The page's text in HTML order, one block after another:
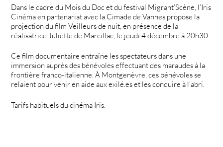
Dans le cadre du Mois du Doc et du festival Migrant’Scène, l’Iris
Cinéma en partenariat avec la Cimade de Vannes propose la
projection du film Veilleurs de nuit, en présence de la
réalisatrice Juliette de Marcillac, le jeudi 4 décembre à 20h30.
Ce film documentaire entraîne les spectateurs dans une
immersion auprès des bénévoles effectuant des maraudes à la
frontière franco-italienne. À Montgenèvre, ces bénévoles se
relaient pour venir en aide aux exilé.es et les conduire à l’abri.
Tarifs habituels du cinéma Iris.